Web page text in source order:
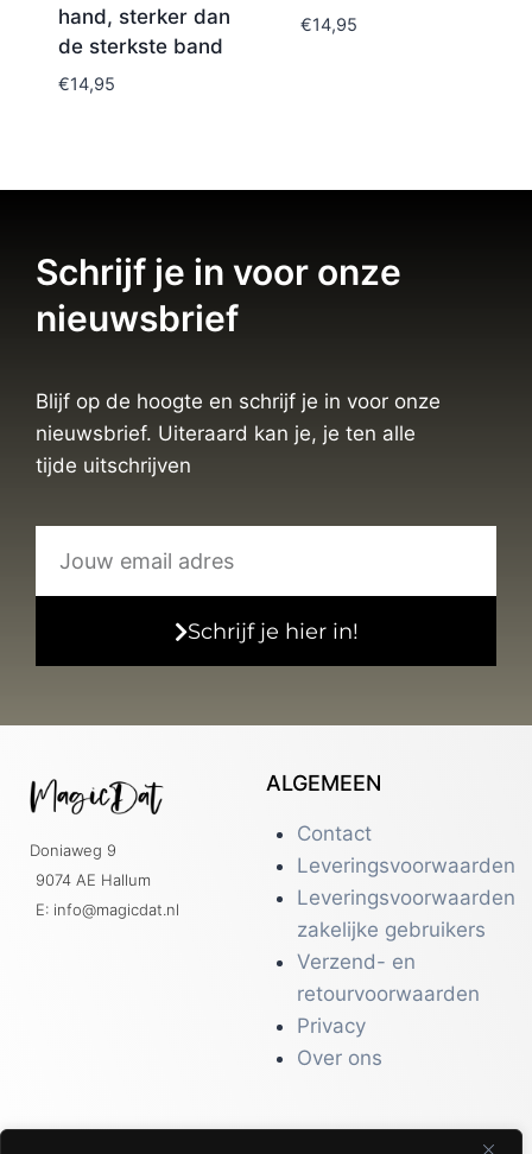
hand, sterker dan
de sterkste band
€14,95
€14,95
Schrijf je in voor onze
nieuwsbrief
Blijf op de hoogte en schrijf je in voor onze
nieuwsbrief. Uiteraard kan je, je ten alle
tijde uitschrijven
Schrijf je hier in!
Doniaweg 9
9074 AE Hallum
E: info@magicdat.nl
ALGEMEEN
Contact
Leveringsvoorwaarden
Leveringsvoorwaarden
zakelijke gebruikers
Verzend- en
retourvoorwaarden
Privacy
Over ons